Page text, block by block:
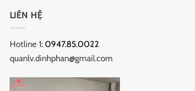
LIÊN HỆ
Hotline 1: 0947.85.0022
quanlv.dinhphan@gmail.com